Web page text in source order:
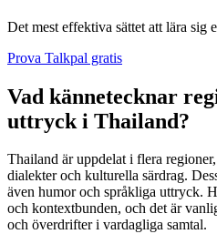
Det mest effektiva sättet att lära sig
Prova Talkpal gratis
Vad kännetecknar
uttryck i Thailand?
Thailand är uppdelat i flera
dialekter och kulturella särdrag.
även humor och språkliga uttryck.
och kontextbunden, och det är
och överdrifter i vardagliga samtal.